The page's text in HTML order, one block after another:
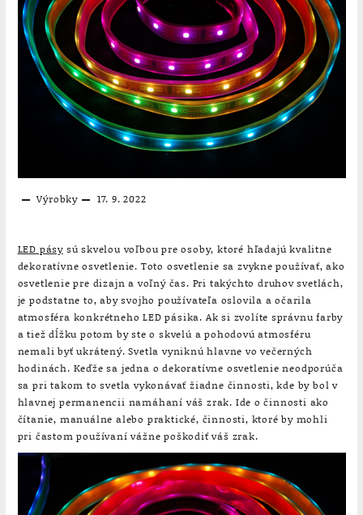
Výrobky 17. 9. 2022
LED pásysú skvelou voľbou pre osoby, ktoré hľadajú kvalitne
dekoratívne osvetlenie. Toto osvetlenie sa zvykne používať, ako
osvetlenie pre dizajn a voľný čas. Pri takýchto druhov svetlách,
je podstatne to, aby svojho používateľa oslovila a očarila
atmosféra konkrétneho LED pásika. Ak si zvolíte správnu farby
a tiež dĺžku potom by ste o skvelú a pohodovú atmosféru
nemali byť ukrátený. Svetla vyniknú hlavne vo večerných
hodinách. Keďže sa jedna o dekoratívne osvetlenie neodporúča
sa pri takom to svetla vykonávať žiadne činnosti, kde by bol v
hlavnej permanencii namáhaní váš zrak. Ide o činnosti ako
čítanie, manuálne alebo praktické, činnosti, ktoré by mohli
pri častom používaní vážne poškodiť váš zrak.